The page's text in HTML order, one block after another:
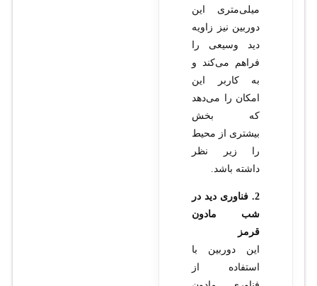
میلی‌متری این
دوربین نیز زاویه
دید وسیعی را
فراهم می‌کند و
به کاربر این
امکان را می‌دهد
که بخش
بیشتری از محیط
را زیر نظر
داشته باشد.
2. فناوری دید در
شب مادون
قرمز
این دوربین با
استفاده از